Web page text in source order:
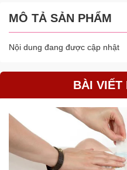
MÔ TẢ SẢN PHẨM
Nội dung đang được cập nhật
BÀI VIẾT